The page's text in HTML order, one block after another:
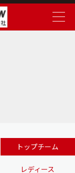
トップチーム
レディース